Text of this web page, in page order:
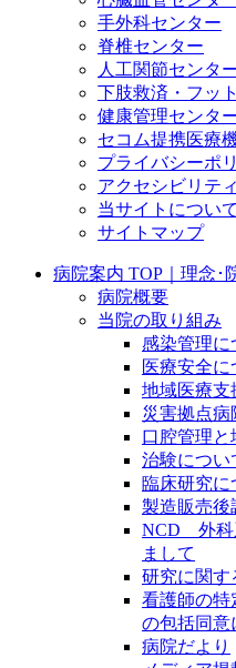
手外科センター
脊椎センター
人工関節センタ
下肢救済・フッ
健康管理センタ
セコム提携医療
プライバシーポ
アクセシビリテ
当サイトについて
サイトマップ
病院案内 TOP｜理念･
病院概要
当院の取り組み
感染管理に
医療安全に
地域医療支
災害拠点病
口腔管理と
治験につい
臨床研究に
製造販売後
NCD 外科
まして
研究に関す
看護師の特
の包括同意
病院だより